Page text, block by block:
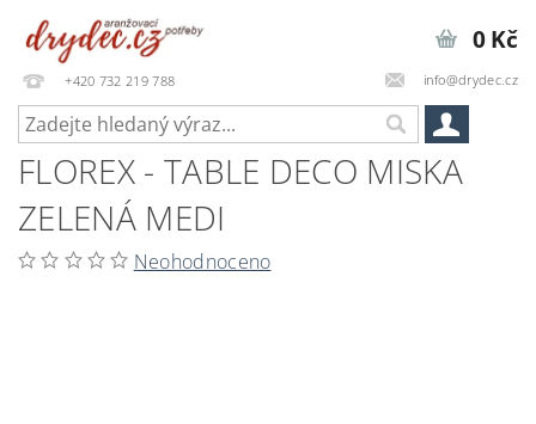
+420 732 219 788 info@drydec.cz
0 Kč
FLOREX - TABLE DECO MISKA
ZELENÁ MEDI
Neohodnoceno